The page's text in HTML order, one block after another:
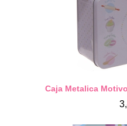
Caja Metalica